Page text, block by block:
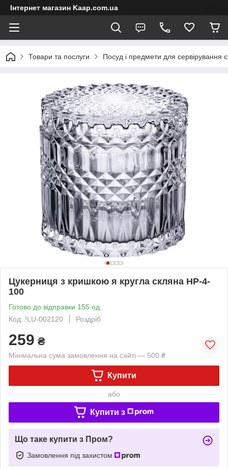
Інтернет магазин Kaap.com.ua
Товари та послуги Посуд і предмети для сервірування
Цукерниця з кришкою я кругла скляна HP-4-
100
Готово до відправки 155 од.
Код: !LU-002120
Роздріб
259 ₴
Мінімальна сума замовлення на сайті — 500 ₴
Купити
або
Купити з
Що таке купити з Пром?
Замовлення під захистом